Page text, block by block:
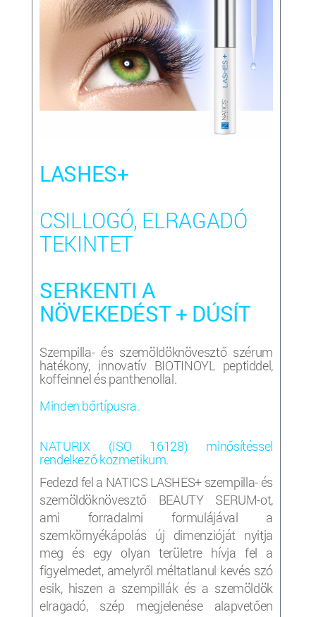
LASHES+
CSILLOGÓ, ELRAGADÓ
TEKINTET
SERKENTI A
NÖVEKEDÉST + DÚSÍT
Szempilla- és szemöldöknövesztő szérum
hatékony, innovatív BIOTINOYL peptiddel,
koffeinnel és panthenollal.
Minden bőrtípusra.
NATURIX (ISO 16128) minősítéssel
rendelkező kozmetikum.
Fedezd fel a NATICS LASHES+ szempilla- és
szemöldöknövesztő BEAUTY SERUM-ot,
ami forradalmi formulájával a
szemkörnyékápolás új dimenzióját nyitja
meg és egy olyan területre hívja fel a
figyelmedet, amelyről méltatlanul kevés szó
esik, hiszen a szempillák és a szemöldök
elragadó, szép megjelenése alapvetően